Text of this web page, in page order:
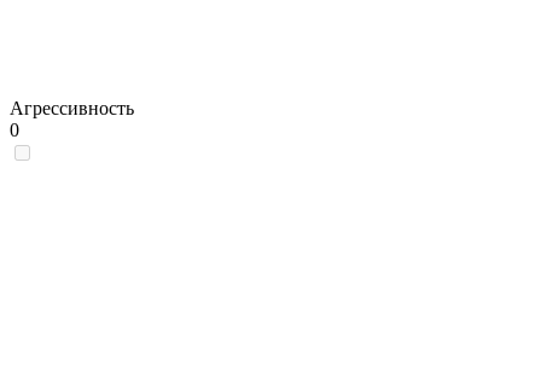
Агрессивность
0